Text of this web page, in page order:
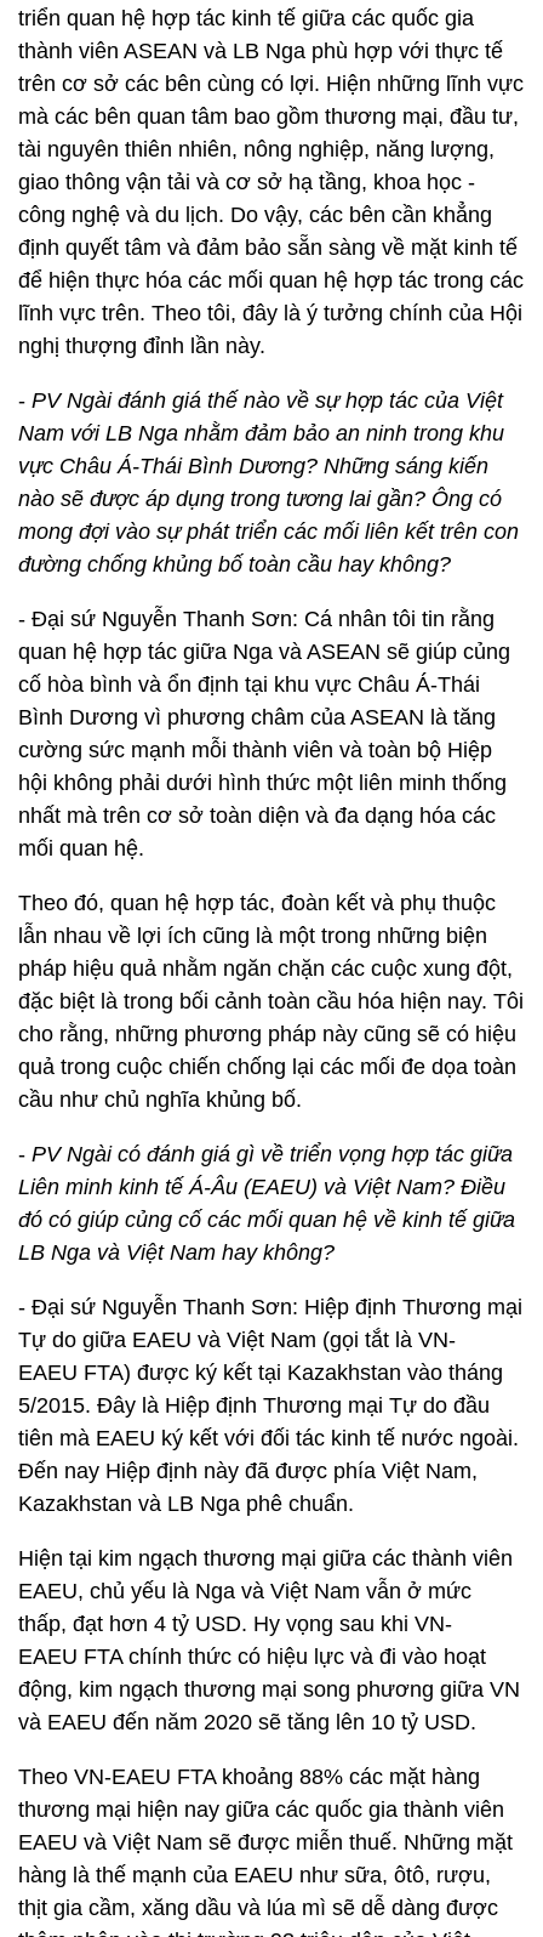
triển quan hệ hợp tác kinh tế giữa các quốc gia
thành viên ASEAN và LB Nga phù hợp với thực tế
trên cơ sở các bên cùng có lợi. Hiện những lĩnh vực
mà các bên quan tâm bao gồm thương mại, đầu tư,
tài nguyên thiên nhiên, nông nghiệp, năng lượng,
giao thông vận tải và cơ sở hạ tầng, khoa học -
công nghệ và du lịch. Do vậy, các bên cần khẳng
định quyết tâm và đảm bảo sẵn sàng về mặt kinh tế
để hiện thực hóa các mối quan hệ hợp tác trong các
lĩnh vực trên. Theo tôi, đây là ý tưởng chính của Hội
nghị thượng đỉnh lần này.
- PV Ngài đánh giá thế nào về sự hợp tác của Việt
Nam với LB Nga nhằm đảm bảo an ninh trong khu
vực Châu Á-Thái Bình Dương? Những sáng kiến
nào sẽ được áp dụng trong tương lai gần? Ông có
mong đợi vào sự phát triển các mối liên kết trên con
đường chống khủng bố toàn cầu hay không?
- Đại sứ Nguyễn Thanh Sơn: Cá nhân tôi tin rằng
quan hệ hợp tác giữa Nga và ASEAN sẽ giúp củng
cố hòa bình và ổn định tại khu vực Châu Á-Thái
Bình Dương vì phương châm của ASEAN là tăng
cường sức mạnh mỗi thành viên và toàn bộ Hiệp
hội không phải dưới hình thức một liên minh thống
nhất mà trên cơ sở toàn diện và đa dạng hóa các
mối quan hệ.
Theo đó, quan hệ hợp tác, đoàn kết và phụ thuộc
lẫn nhau về lợi ích cũng là một trong những biện
pháp hiệu quả nhằm ngăn chặn các cuộc xung đột,
đặc biệt là trong bối cảnh toàn cầu hóa hiện nay. Tôi
cho rằng, những phương pháp này cũng sẽ có hiệu
quả trong cuộc chiến chống lại các mối đe dọa toàn
cầu như chủ nghĩa khủng bố.
- PV Ngài có đánh giá gì về triển vọng hợp tác giữa
Liên minh kinh tế Á-Âu (EAEU) và Việt Nam? Điều
đó có giúp củng cố các mối quan hệ về kinh tế giữa
LB Nga và Việt Nam hay không?
- Đại sứ Nguyễn Thanh Sơn: Hiệp định Thương mại
Tự do giữa EAEU và Việt Nam (gọi tắt là VN-
EAEU FTA) được ký kết tại Kazakhstan vào tháng
5/2015. Đây là Hiệp định Thương mại Tự do đầu
tiên mà EAEU ký kết với đối tác kinh tế nước ngoài.
Đến nay Hiệp định này đã được phía Việt Nam,
Kazakhstan và LB Nga phê chuẩn.
Hiện tại kim ngạch thương mại giữa các thành viên
EAEU, chủ yếu là Nga và Việt Nam vẫn ở mức
thấp, đạt hơn 4 tỷ USD. Hy vọng sau khi VN-
EAEU FTA chính thức có hiệu lực và đi vào hoạt
động, kim ngạch thương mại song phương giữa VN
và EAEU đến năm 2020 sẽ tăng lên 10 tỷ USD.
Theo VN-EAEU FTA khoảng 88% các mặt hàng
thương mại hiện nay giữa các quốc gia thành viên
EAEU và Việt Nam sẽ được miễn thuế. Những mặt
hàng là thế mạnh của EAEU như sữa, ôtô, rượu,
thịt gia cầm, xăng dầu và lúa mì sẽ dễ dàng được